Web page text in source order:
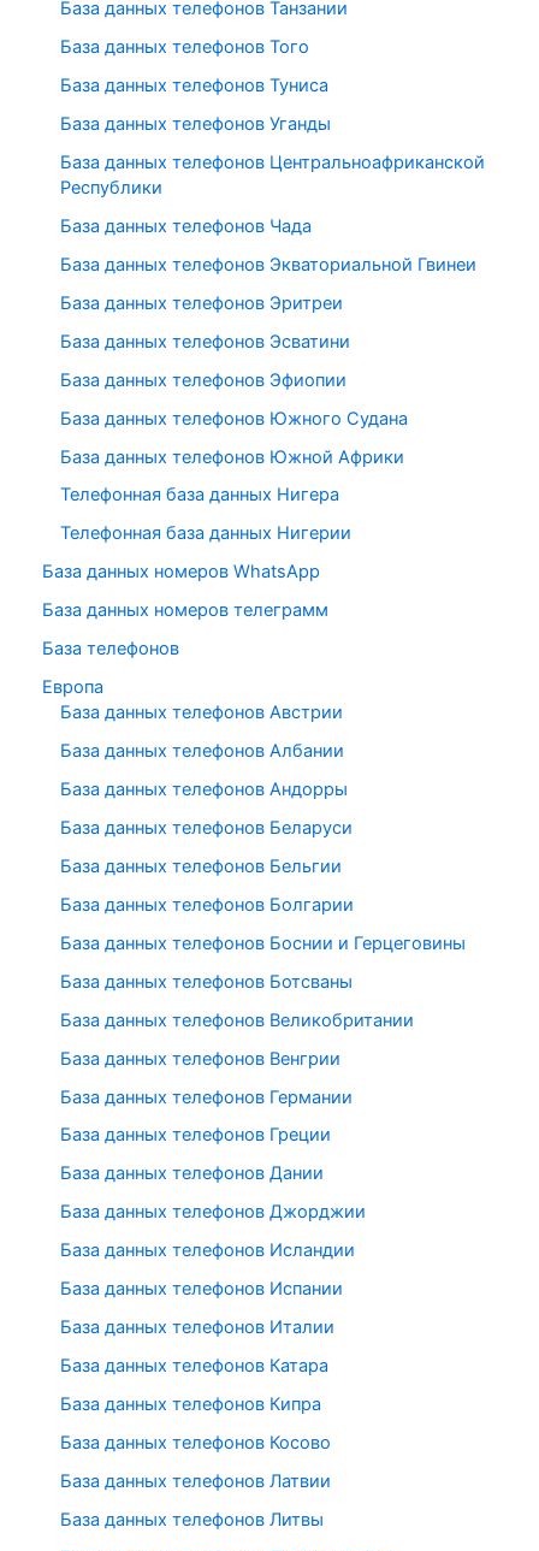
База данных телефонов Танзании
База данных телефонов Того
База данных телефонов Туниса
База данных телефонов Уганды
База данных телефонов Центральноафриканской
Республики
База данных телефонов Чада
База данных телефонов Экваториальной Гвинеи
База данных телефонов Эритреи
База данных телефонов Эсватини
База данных телефонов Эфиопии
База данных телефонов Южного Судана
База данных телефонов Южной Африки
Телефонная база данных Нигера
Телефонная база данных Нигерии
База данных номеров WhatsApp
База данных номеров телеграмм
База телефонов
Европа
База данных телефонов Австрии
База данных телефонов Албании
База данных телефонов Андорры
База данных телефонов Беларуси
База данных телефонов Бельгии
База данных телефонов Болгарии
База данных телефонов Боснии и Герцеговины
База данных телефонов Ботсваны
База данных телефонов Великобритании
База данных телефонов Венгрии
База данных телефонов Германии
База данных телефонов Греции
База данных телефонов Дании
База данных телефонов Джорджии
База данных телефонов Исландии
База данных телефонов Испании
База данных телефонов Италии
База данных телефонов Катара
База данных телефонов Кипра
База данных телефонов Косово
База данных телефонов Латвии
База данных телефонов Литвы